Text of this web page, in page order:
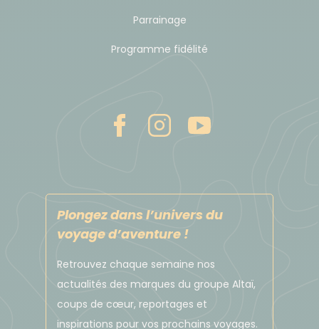
Parrainage
Programme fidélité
Plongez dans l’univers du
voyage d’aventure !
Retrouvez chaque semaine nos
actualités des marques du groupe Altaï,
coups de cœur, reportages et
inspirations pour vos prochains voyages.